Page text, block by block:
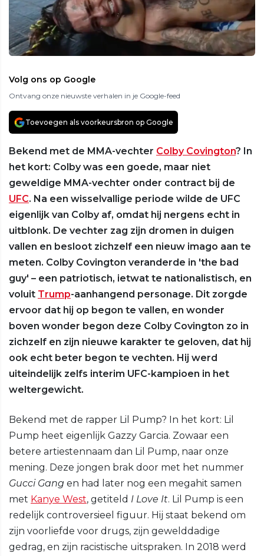
Volg ons op Google
Ontvang onze nieuwste verhalen in je Google-feed
Toevoegen als voorkeursbron op Google
Bekend met de MMA-vechter Colby Covington? In
het kort: Colby was een goede, maar niet
geweldige MMA-vechter onder contract bij de
UFC. Na een wisselvallige periode wilde de UFC
eigenlijk van Colby af, omdat hij nergens echt in
uitblonk. De vechter zag zijn dromen in duigen
vallen en besloot zichzelf een nieuw imago aan te
meten. Colby Covington veranderde in 'the bad
guy' – een patriotisch, ietwat te nationalistisch, en
voluit Trump-aanhangend personage. Dit zorgde
ervoor dat hij op begon te vallen, en wonder
boven wonder begon deze Colby Covington zo in
zichzelf en zijn nieuwe karakter te geloven, dat hij
ook echt beter begon te vechten. Hij werd
uiteindelijk zelfs interim UFC-kampioen in het
weltergewicht.
Bekend met de rapper Lil Pump? In het kort: Lil
Pump heet eigenlijk Gazzy Garcia. Zowaar een
betere artiestennaam dan Lil Pump, naar onze
mening. Deze jongen brak door met het nummer
Gucci Gang en had later nog een megahit samen
met Kanye West, getiteld I Love It. Lil Pump is een
redelijk controversieel figuur. Hij staat bekend om
zijn voorliefde voor drugs, zijn gewelddadige
gedrag, en zijn racistische uitspraken. In 2018 werd